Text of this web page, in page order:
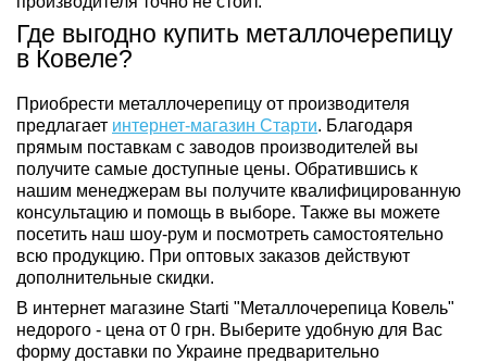
Где выгодно купить металлочерепицу
в Ковеле?
Приобрести металлочерепицу от производителя
предлагает интернет-магазин Старти. Благодаря
прямым поставкам с заводов производителей вы
получите самые доступные цены. Обратившись к
нашим менеджерам вы получите квалифицированную
консультацию и помощь в выборе. Также вы можете
посетить наш шоу-рум и посмотреть самостоятельно
всю продукцию. При оптовых заказов действуют
дополнительные скидки.
В интернет магазине Starti "Металлочерепица Ковель"
недорого - цена от 0 грн. Выберите удобную для Вас
форму доставки по Украине предварительно